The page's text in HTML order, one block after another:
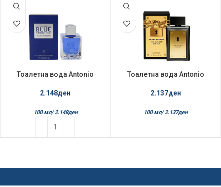
Тоалетна вода Antonio
Seduction
2.148ден
100 мл/ 2.148ден
Тоалетна вода Antonio
Secret
2.137ден
100 мл/ 2.137ден